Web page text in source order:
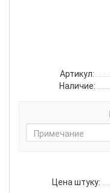
Артикул:
Наличие:
Цена штуку: